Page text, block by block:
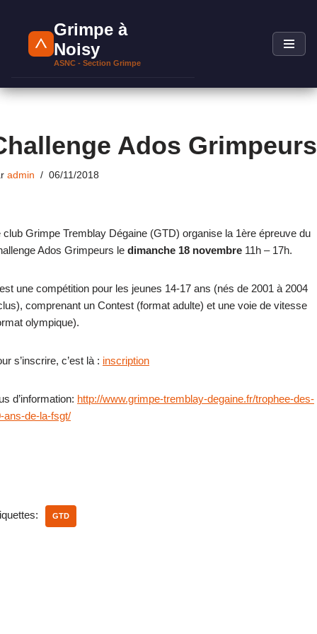
Aller
Grimpe à
Noisy
ASNC - Section Grimpe
Ados Grimpeurs
admin 06/11/2018
club Grimpe Tremblay Dégaine (GTD) organise la 1ère épreuve du
Ados Grimpeurs le dimanche 18 novembre 11h – 17h.
une compétition pour les jeunes 14-17 ans (nés de 2001 à 2004
comprenant un Contest (format adulte) et une voie de vitesse
olympique).
s’inscrire, c’est là : inscription
d’information: http://www.grimpe-tremblay-degaine.fr/trophee-des-
ans-de-la-fsgt/
GTD